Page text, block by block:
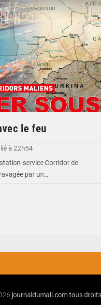
le feu
à 22h54
service Corridor de
par un…
journaldumali.comtous